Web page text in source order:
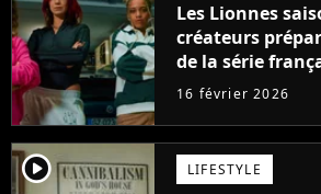
Les Lionnes
créateurs
de la série
sur Netflix
16 février 2026
player2 LIFESTYLE